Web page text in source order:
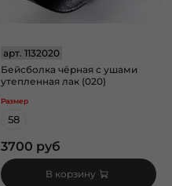
арт.1132020
Бейсболка чёрная с ушами
утепленная лак (020)
Размер
58
3700 руб
В корзину